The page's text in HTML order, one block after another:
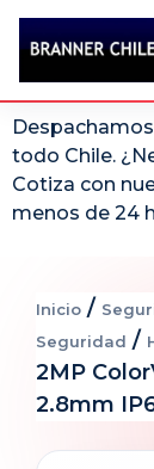
todo Chile.
Cotiza con
menos de 24
Inicio /
Seguridad /
2MP
2.8mm